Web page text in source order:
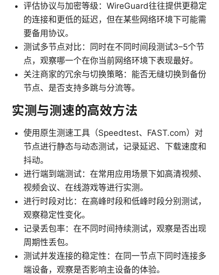
评估协议与加密等级：WireGuard往往提供更稳定
的连接和更低的延迟，但在某些网络环境下可能需
要备用协议。
测试多节点对比：同时在不同时间段测试3–5个节
点，观察哪一个在你当前网络环境下表现最好。
关注商家的冗余与切换策略：能否无缝切换到备份
节点、是否支持多跳与分流等。
实测与测速的高效方法
使用原生测速工具（Speedtest、FAST.com）对
节点进行静态与动态测试，记录延迟、下载速度和
抖动。
进行端到端测试：在常用应用场景下如高清视频、
视频会议、在线游戏等进行实测。
进行时段对比：在高峰时段和低峰时段分别测试，
观察稳定性变化。
记录丢包率：在不同时间持续测试，观察是否出现
周期性丢包。
测试并发连接的稳定性：在同一节点下同时连接多
端设备，观察是否影响主设备的体验。